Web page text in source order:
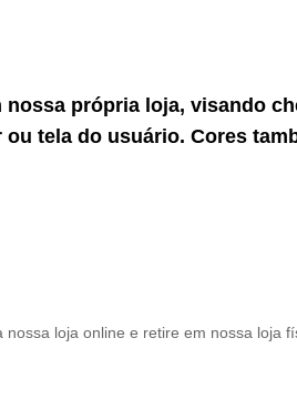
própria loja, visando
tela do usuário. Cores
loja online e retire em nossa loja